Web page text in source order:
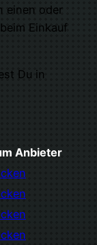
einen oder
Einkauf
Du in
Anbieter